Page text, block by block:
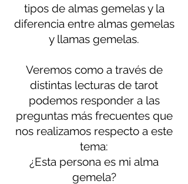
tipos de almas gemelas y la
diferencia entre almas gemelas
y llamas gemelas.
Veremos como a través de
distintas lecturas de tarot
podemos responder a las
preguntas más frecuentes que
nos realizamos respecto a este
tema:
¿Esta persona es mi alma
gemela?